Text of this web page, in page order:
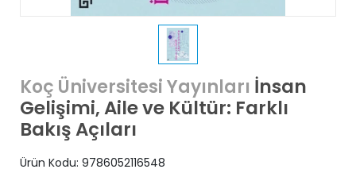
Koç Üniversitesi Yayınları İnsan
Gelişimi, Aile ve Kültür: Farklı
Bakış Açıları
Ürün Kodu: 9786052116548